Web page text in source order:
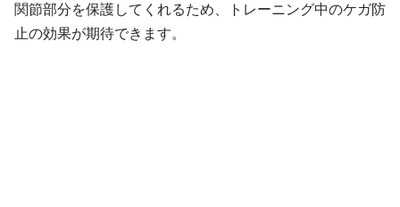
関節部分を保護してくれるため、トレーニング中のケガ防
止の効果が期待できます。